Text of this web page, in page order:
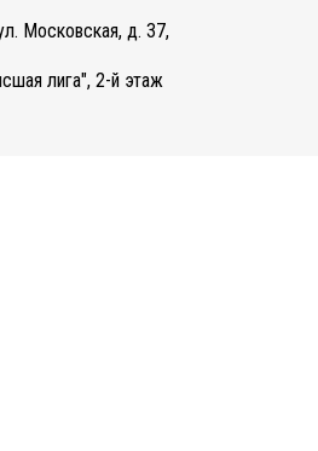
Московская, д. 37,
лига", 2-й этаж